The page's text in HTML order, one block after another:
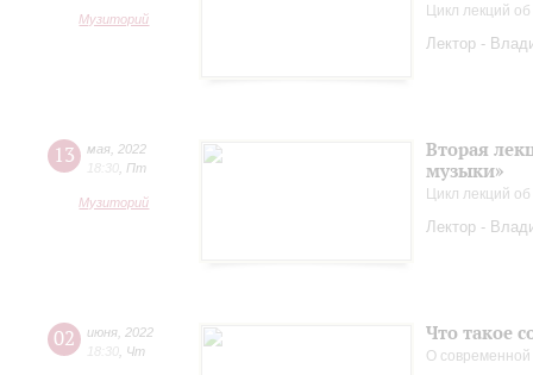
Музиторий Цикл лекций
Лектор -
13 мая 2022
18:30 Пт
Музиторий
Вторая
музыки»
Цикл лекций
Лектор -
02 июня 2022
18:30 Чт
Что такое
О